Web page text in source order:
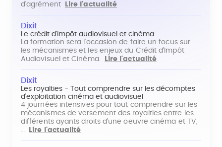
d'agrément
Lire l'actualité
Dixit
Le crédit d'impôt audiovisuel et cinéma
La formation sera l'occasion de faire un focus sur
les mécanismes et les enjeux du Crédit d'Impôt
Audiovisuel et Cinéma.
Lire l'actualité
Dixit
Les royalties - Tout comprendre sur les décomptes
d'exploitation cinéma et audiovisuel
4 journées intensives pour tout comprendre sur les
mécanismes de versement des royalties entre les
différents ayants droits d'une oeuvre cinéma et TV,
…
Lire l'actualité